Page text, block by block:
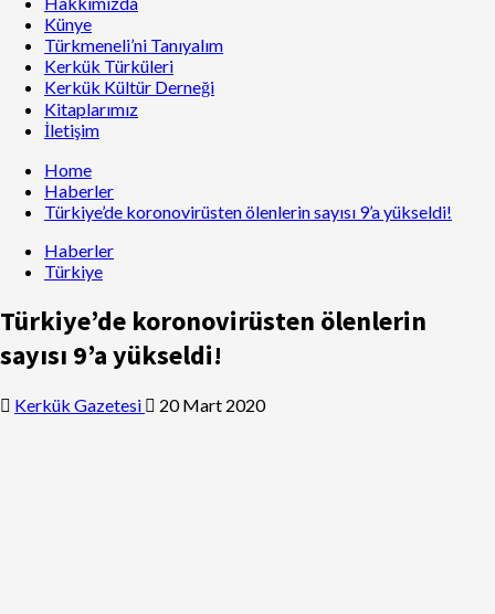
Künye
Türkmeneli’ni Tanıyalım
Kerkük Türküleri
Kerkük Kültür Derneği
Kitaplarımız
İletişim
Home
Haberler
Türkiye’de koronovirüsten ölenlerin sayısı 9’a yükseldi!
Haberler
Türkiye
Türkiye’de koronovirüsten ölenlerin
sayısı 9’a yükseldi!
Kerkük Gazetesi 20 Mart 2020